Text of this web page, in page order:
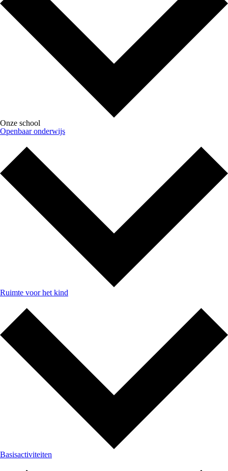
Onze school
Openbaar onderwijs
Ruimte voor het kind
Basisactiviteiten